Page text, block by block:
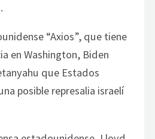
“Axios”, que tiene
en Washington, Biden
que Estados
posible represalia israelí